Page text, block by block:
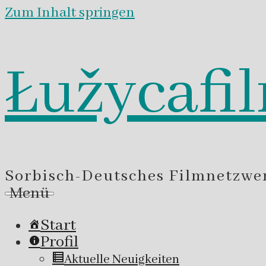
Zum Inhalt springen
Sorbisch-Deutsches
Menü
Start
Profil
Aktuelle Neuigkeiten